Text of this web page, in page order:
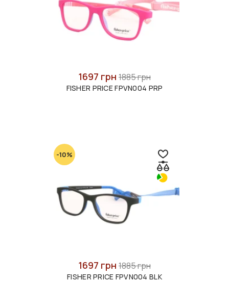
1697 грн 1885 грн
FISHER PRICE FPVN004 PRP
-10%
1697 грн 1885 грн
FISHER PRICE FPVN004 BLK